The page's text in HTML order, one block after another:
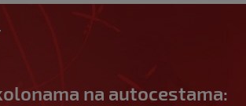
na autocestama: